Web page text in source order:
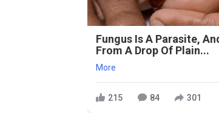
Fungus Is A Parasite,
From A Drop Of Plain...
More
215 84 301